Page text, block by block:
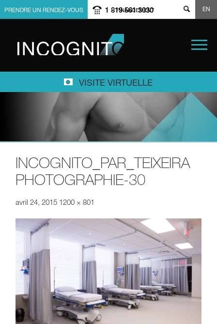
FINANCEMENT
PRENDRE UN RENDEZ-VOUS 1 819 561 3030 EN
VISITE VIRTUELLE
INCOGNITO_PAR_TEIXEIRA
PHOTOGRAPHIE-30
avril 24, 2015 1200 × 801